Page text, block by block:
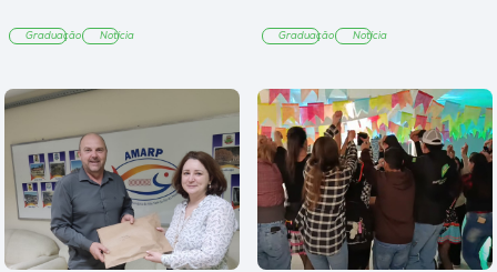
Graduação Notícia Graduação Notícia